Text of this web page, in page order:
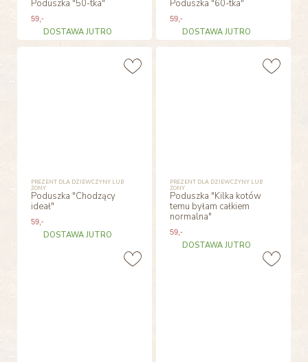
Poduszka "50-tka"
59,-
DOSTAWA JUTRO
Poduszka "60-tka"
59 ,-
DOSTAWA JUTRO
PREZENT DLA DZIEWCZYNY LUB
ŻONY
Poduszka "Chodzący
ideał"
59,-
DOSTAWA JUTRO
PREZENT DLA DZIEWCZYNY LUB
ŻONY
Poduszka "Kilka kotów
temu byłam całkiem
normalna"
59 ,-
DOSTAWA JUTRO